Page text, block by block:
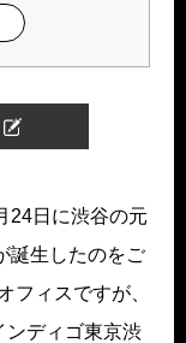
24日に渋谷の元
誕生したのをご
フィスですが、
ンディゴ東京渋